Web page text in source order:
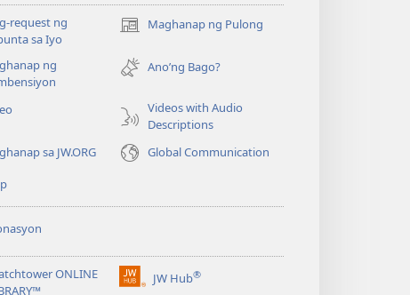
request ng
sa Iyo
Maghanap ng Pulong
(may
na
bagong
window)
ng
Ano’ng Bago?
Videos with Audio
Descriptions
sa JW.ORG
Global Communication
ONLINE
JW Hub®
(may